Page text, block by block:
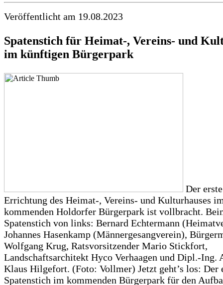
Veröffentlicht am 19.08.2023
Spatenstich für Heimat-, Vereins- und
im künftigen Bürgerpark
Der
Errichtung des Heimat-, Vereins- und Kulturhauses
kommenden Holdorfer Bürgerpark ist vollbracht.
Spatenstich von links: Bernard Echtermann
Johannes Hasenkamp (Männergesangverein),
Wolfgang Krug, Ratsvorsitzender Mario Stickfort,
Landschaftsarchitekt Hyco Verhaagen und Dipl.-Ing.
Klaus Hilgefort. (Foto: Vollmer) Jetzt geht’s los: Der
Spatenstich im kommenden Bürgerpark für den